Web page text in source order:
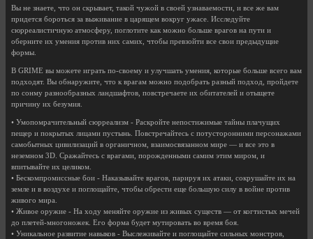
Вы не знаете, что он скрывает, такой чужой в своей узнаваемости, и все же вам
придется бороться за выживание в царящем вокруг ужасе. Исследуйте
сюрреалистичную атмосферу, поглотите как можно больше врагов на пути и
оберните их умения против них самих, чтобы превзойти все свои предыдущие
формы.
В GRIME вы можете играть по-своему и улучшать умения, которые больше всего вам
подходят. Вы обнаружите, что к врагам можно подобрать разный подход, пройдете
по сонму разнообразных ландшафтов, повстречаете их обитателей и отыщете
причину их безумия.
• Умопомрачительный сюрреализм - Раскройте непостижимые тайны плачущих
пещер и покрытых лицами пустынь. Повстречайтесь с потусторонними персонажами
самобытных цивилизаций в органичном, взаимосвязанном мире — и все это в
неземном 3D. Сражайтесь с врагами, порожденными самим этим миром, и
впитывайте их целиком.
• Бескомпромиссные бои - Наказывайте врагов, парируя их атаки, сокрушайте их на
земле и в воздухе и поглощайте, чтобы обрести еще большую силу в войне против
живого мира.
• Живое оружие - На ходу меняйте оружие из живых существ — от когтистых мечей
до плетей-многоножек. Его форма будет мутировать во время боя.
• Уникальное развитие навыков - Выслеживайте и поглощайте сильных монстров,